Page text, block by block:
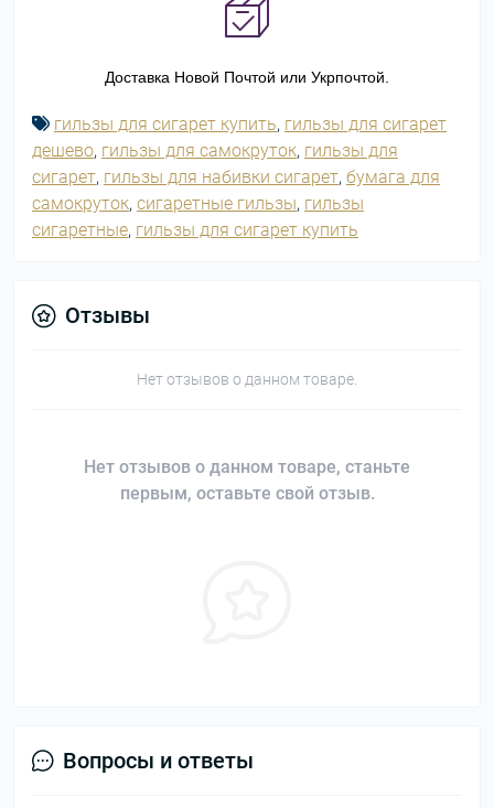
Доставка Новой Почтой или Укрпочтой.
Подробнее:https://
гильзы для сигарет купить, гильзы для сигарет
дешево, гильзы для самокруток, гильзы для
сигарет, гильзы для набивки сигарет, бумага для
самокруток, сигаретные гильзы, гильзы
сигаретные, гильзы для сигарет купить
Отзывы
Нет отзывов о данном товаре.
Нет отзывов о данном товаре, станьте
первым, оставьте свой отзыв.
Вопросы и ответы